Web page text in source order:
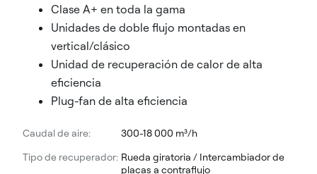
Clase A+ en toda la gama
Unidades de doble flujo montadas en
vertical/clásico
Unidad de recuperación de calor de alta
eficiencia
Plug-fan de alta eficiencia
Caudal de aire:
300-18 000 m³/h
Tipo de recuperador: Rueda giratoria / Intercambiador de
placas a contraflujo